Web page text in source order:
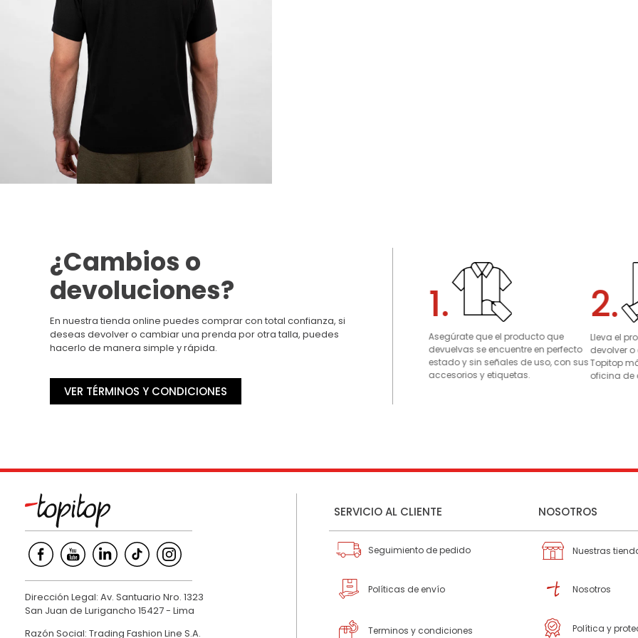
¿Cambios o
devoluciones?
En nuestra tienda online puedes comprar con total confianza, si
deseas devolver o cambiar una prenda por otra talla, puedes
hacerlo de manera simple y rápida.
VER TÉRMINOS Y CONDICIONES
1.
Asegúrate que el producto que
devuelvas se encuentre en perfecto
estado y sin señales de uso, con sus
accesorios y etiquetas.
2.
Lleva el
devolver
Topitop
oficina de
Dirección Legal: Av. Santuario Nro. 1323
San Juan de Lurigancho 15427 - Lima
Razón Social: Trading Fashion Line S.A.
SERVICIO AL CLIENTE
Seguimiento de pedido
Políticas de envío
Terminos y condiciones
NOSOTROS
Nuestras
Nosotros
Política y